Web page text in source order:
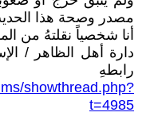
مصدر وصحة هذا
أنا شخصياً نقلتهُ من
دارة أهل الظاهر /
رابطهِ
showthread.php?
t=4985